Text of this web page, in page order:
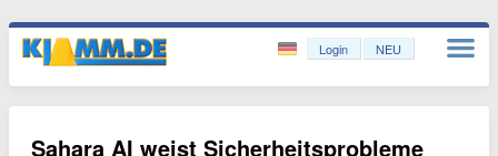
Login NEU
Sahara AI weist Sicherheitsprobleme